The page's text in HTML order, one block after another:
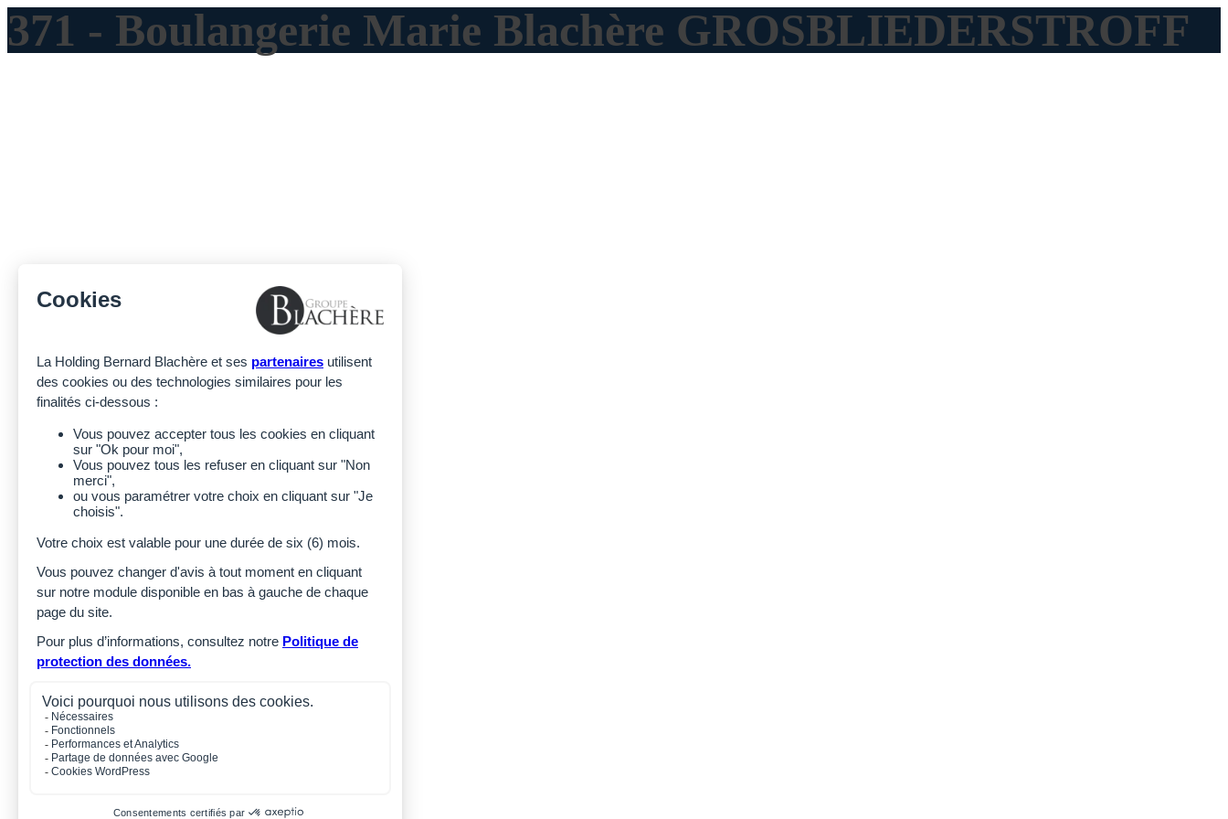
371 - Boulangerie Marie Blachère GROSBLIEDERSTROFF